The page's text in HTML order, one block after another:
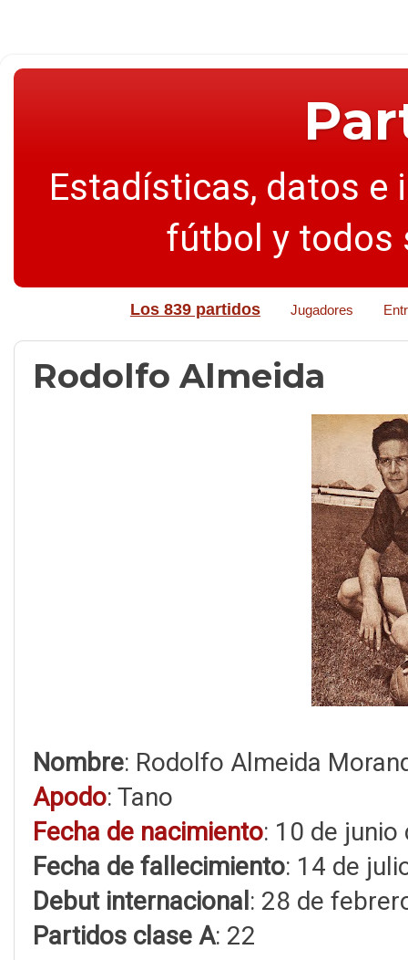
Estadísticas, datos e
fútbol y todos
Los 839 partidos Jugadores
Rodolfo Almeida
Nombre: Rodolfo Almeida
Apodo: Tano
Fecha de nacimiento: 10 de junio
Fecha de fallecimiento: 14 de
Debut internacional : 28 de
Partidos clase A: 22